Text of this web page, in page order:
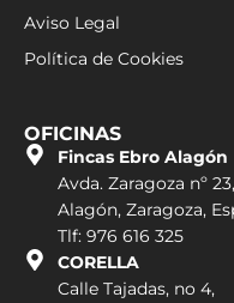
Aviso Legal
Política de Cookies
OFICINAS
Fincas Ebro Alagón
Avda. Zaragoza nº 23,
Alagón, Zaragoza,
Tlf: 976 616 325
CORELLA
Calle Tajadas, no 4,